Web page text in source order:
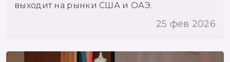
выходит на рынки США и ОАЭ.
25 фев 2026